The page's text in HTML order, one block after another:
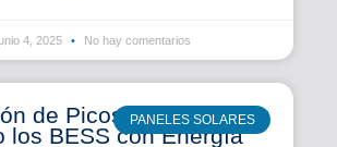
4, 2025 No hay comentarios
PANELES SOLARES
de Picos de Demanda:
los BESS con Energía